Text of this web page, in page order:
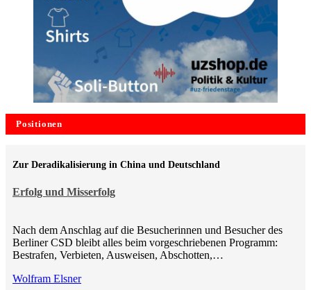
Positionen
Erfolg und Misserfolg
Zur Deradikalisierung in China und Deutschland
Nach dem Anschlag auf die Besucherinnen und Besucher des
Berliner CSD bleibt alles beim vorgeschriebenen Programm:
Bestrafen, Verbieten, Ausweisen, Abschotten,…
Wolfram Elsner